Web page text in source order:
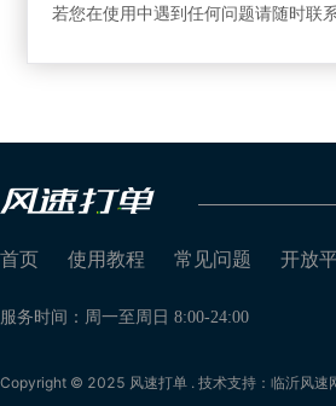
若您在使用中遇到任何问题请随时联系
首页 使用教程 常见问题 开放
服务时间：周一至周日 8:00-24:00
Copyright © 2025 风速打单 . 技术支持：临沂风速